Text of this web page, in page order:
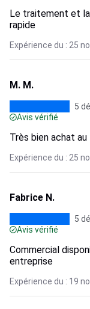
Le traitement et
rapide
Expérience du : 25
M. M.
5
Avis vérifié
Très bien achat
Expérience du : 25
Fabrice N.
5
Avis vérifié
Commercial
entreprise
Expérience du : 19